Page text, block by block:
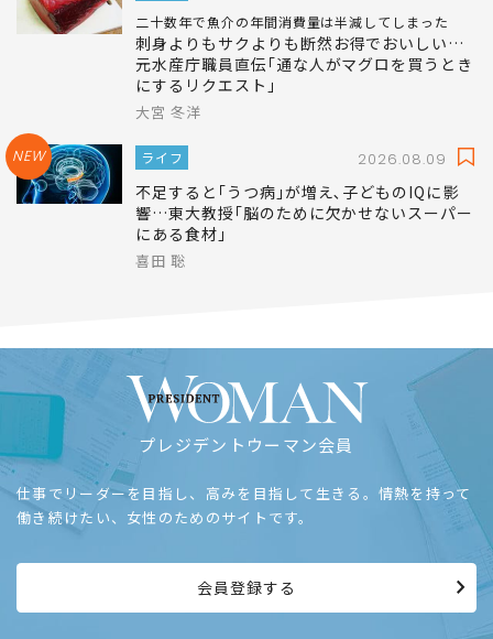
二十数年で魚介の年間消費量は半減してしまった
刺身よりもサクよりも断然お得でおいしい…
元水産庁職員直伝｢通な人がマグロを買うとき
にするリクエスト｣
大宮 冬洋
NEW ライフ 2026.08.09
不足すると｢うつ病｣が増え､子どものIQに影
響…東大教授｢脳のために欠かせないスーパー
にある食材｣
喜田 聡
プレジデントウーマン会員
仕事でリーダーを目指し、高みを目指して生きる。情熱を持って
働き続けたい、女性のためのサイトです。
会員登録する